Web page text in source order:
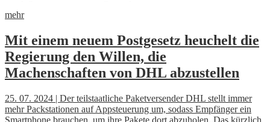
mehr
Mit einem neuem Postgesetz heuchelt die
Regierung den Willen, die
Machenschaften von DHL abzustellen
25. 07. 2024 | Der teilstaatliche Paketversender DHL stellt immer
mehr Packstationen auf Appsteuerung um, sodass Empfänger ein
Smartphone brauchen, um ihre Pakete dort abzuholen. Das kürzlich